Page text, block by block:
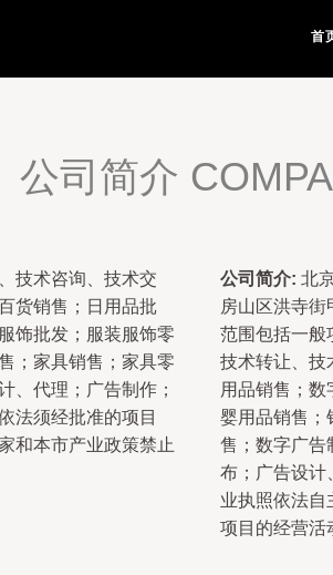
首
公司简介
技术咨询、技术交
货销售；日用品批
饰批发；服装服饰零
；家具销售；家具零
、代理；广告制作；
法须经批准的项目
和本市产业政策禁止
公司简介: 北
房山区洪寺
范围包括一般
技术转让、技
用品销售；
婴用品销售；
售；数字广告
布；广告设计
业执照依法自
项目的经营活